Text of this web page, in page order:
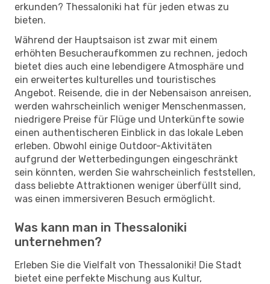
erkunden? Thessaloniki hat für jeden etwas zu
bieten.
Während der Hauptsaison ist zwar mit einem
erhöhten Besucheraufkommen zu rechnen, jedoch
bietet dies auch eine lebendigere Atmosphäre und
ein erweitertes kulturelles und touristisches
Angebot. Reisende, die in der Nebensaison anreisen,
werden wahrscheinlich weniger Menschenmassen,
niedrigere Preise für Flüge und Unterkünfte sowie
einen authentischeren Einblick in das lokale Leben
erleben. Obwohl einige Outdoor-Aktivitäten
aufgrund der Wetterbedingungen eingeschränkt
sein könnten, werden Sie wahrscheinlich feststellen,
dass beliebte Attraktionen weniger überfüllt sind,
was einen immersiveren Besuch ermöglicht.
Was kann man in Thessaloniki
unternehmen?
Erleben Sie die Vielfalt von Thessaloniki! Die Stadt
bietet eine perfekte Mischung aus Kultur,